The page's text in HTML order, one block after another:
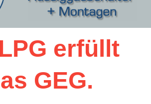
erfüllt
GEG.